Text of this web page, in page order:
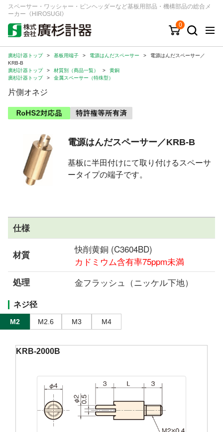
スペーサー・ワッシャー・ピンヘッダーなど基板用部品・機構部品の総合メ
ーカー《HIROSUGI》
0
キーワード 品番/シリーズ
商品カテゴリから探す
ジャンルから探す
シリーズから探す
ログイン
注文・見積りについて
ご利用ガイド
会社情報
廣杉計器トップ > 基板用端子 > 電源はんだスペーサー >
電源はんだスペーサー／
KRB-B
廣杉計器トップ
> 材質別（商品一覧） >
黄銅
廣杉計器トップ
> 金属スペーサー（特殊型）
片側オネジ
電源はんだスペーサー／KRB-B
基板に半田付けにて取り付けるスペーサ
ータイプの端子です。
仕様
材質
快削黄銅 (C3604BD)
カドミウム含有率75ppm未満
処理 金フラッシュ（ニッケル下地）
ネジ径
M2 M2.6 M3 M4
KRB-2000B